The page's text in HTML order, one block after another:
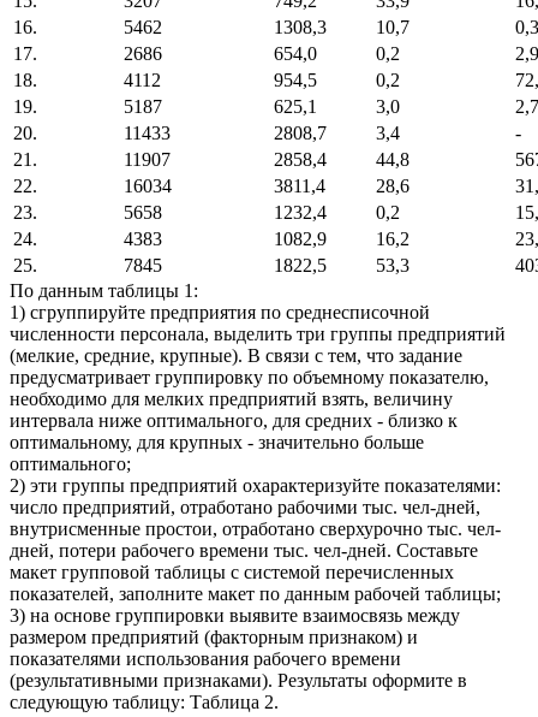
16.
5462 1308,3 10,7
0,3
17.
2686 654,0 0,2
2,9
18.
4112 954,5 0,2
19.
5187 625,1 3,0
2,7
20.
11433 2808,7 3,4
-
21.
11907 2858,4 44,8
22.
16034 3811,4 28,6
23.
5658 1232,4 0,2
24.
4383 1082,9 16,2
25.
7845 1822,5 53,3
По данным таблицы 1:
1) сгруппируйте предприятия по среднесписочной
численности пер­сонала, выделить три группы предприятий
(мелкие, средние, круп­ные). В связи с тем, что задание
предусматривает группировку по объемному показателю,
необходимо для мелких предприятий взять, величину
интервала ниже оптимального, для средних - близко к
оптимальному, для крупных - значительно больше
оптимального;
2) эти группы предприятий охарактеризуйте показателями:
число предприятий, отработано рабочими тыс. чел-дней,
внутрисменные простои, отработано сверхурочно тыс. чел-
дней, потери рабочего времени тыс. чел-дней. Составьте
макет групповой таблицы с системой перечисленных
показателей, заполните макет по данным рабочей таблицы;
3) на основе группировки выявите взаимосвязь между
размером предприятий (факторным признаком) и
показателями использова­ния рабочего времени
(результативными признаками). Результаты оформите в
следующую таблицу: Таблица 2.